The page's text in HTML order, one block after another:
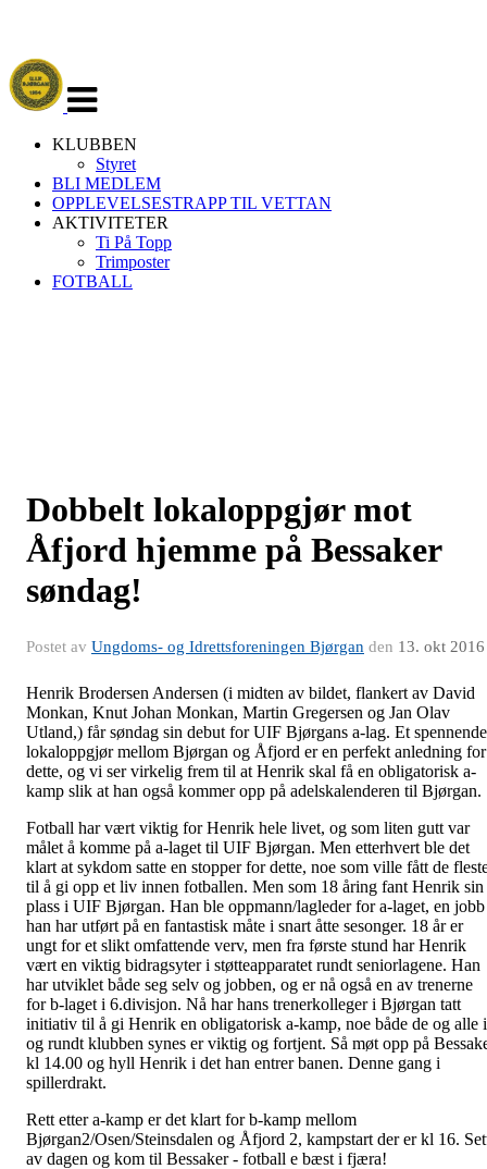
navigasjon
KLUBBEN
Styret
BLI MEDLEM
OPPLEVELSESTRAPP TIL VETTAN
AKTIVITETER
Ti På Topp
Trimposter
FOTBALL
Dobbelt lokaloppgjør mot
Åfjord hjemme på Bessaker
søndag!
Postet av Ungdoms- og Idrettsforeningen Bjørgan den 13. okt 2016
Henrik Brodersen Andersen (i midten av bildet, flankert av David
Monkan, Knut Johan Monkan, Martin Gregersen og Jan Olav
Utland,) får søndag sin debut for UIF Bjørgans a-lag. Et spennende
lokaloppgjør mellom Bjørgan og Åfjord er en perfekt anledning for
dette, og vi ser virkelig frem til at Henrik skal få en obligatorisk a-
kamp slik at han også kommer opp på adelskalenderen til Bjørgan.
Fotball har vært viktig for Henrik hele livet, og som liten gutt var
målet å komme på a-laget til UIF Bjørgan. Men etterhvert ble det
klart at sykdom satte en stopper for dette, noe som ville fått de
til å gi opp et liv innen fotballen. Men som 18 åring fant Henrik sin
plass i UIF Bjørgan. Han ble oppmann/lagleder for a-laget, en jobb
han har utført på en fantastisk måte i snart åtte sesonger. 18 år er
ungt for et slikt omfattende verv, men fra første stund har Henrik
vært en viktig bidragsyter i støtteapparatet rundt seniorlagene. Han
har utviklet både seg selv og jobben, og er nå også en av trenerne
for b-laget i 6.divisjon. Nå har hans trenerkolleger i Bjørgan tatt
initiativ til å gi Henrik en obligatorisk a-kamp, noe både de og alle i
og rundt klubben synes er viktig og fortjent. Så møt opp på
kl 14.00 og hyll Henrik i det han entrer banen. Denne gang i
spillerdrakt.
Rett etter a-kamp er det klart for b-kamp mellom
Bjørgan2/Osen/Steinsdalen og Åfjord 2, kampstart der er kl 16.
av dagen og kom til Bessaker - fotball e bæst i fjæra!